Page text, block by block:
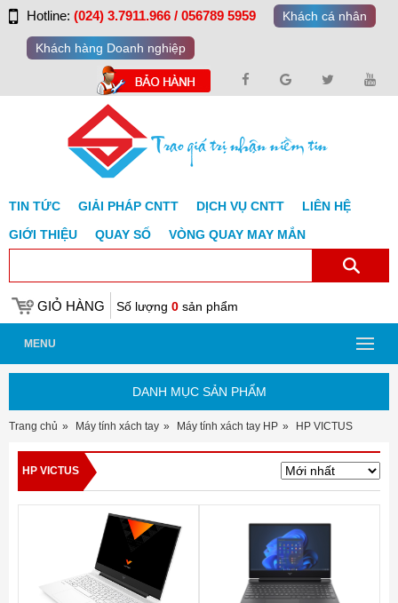
Hotline: (024) 3.7911.966 / 056789 5959 Khách cá nhân
Khách hàng Doanh nghiệp
TIN TỨC GIẢI PHÁP CNTT DỊCH VỤ CNTT
LIÊN HỆ
GIỚI THIỆU
QUAY SỐ VÒNG QUAY MAY MẮN
GIỎ HÀNG Số lượng 0 sản phẩm
MENU
DANH MỤC SẢN PHẨM
Trang chủ Máy tính xách tay Máy tính xách tay HP HP VICTUS
HP VICTUS